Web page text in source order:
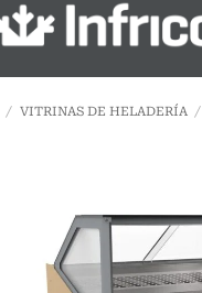
/ VITRINAS DE HELADERÍA /